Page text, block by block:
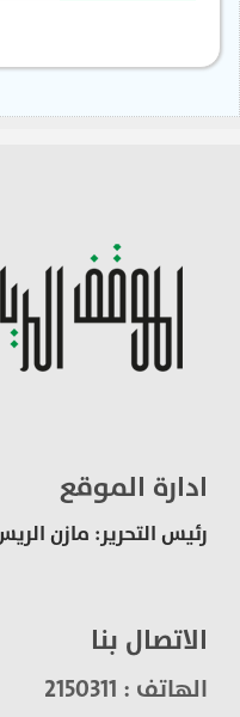
ادارة الموقع
رئيس التحرير: مازن الريس
الاتصال بنا
الهاتف : 2150311